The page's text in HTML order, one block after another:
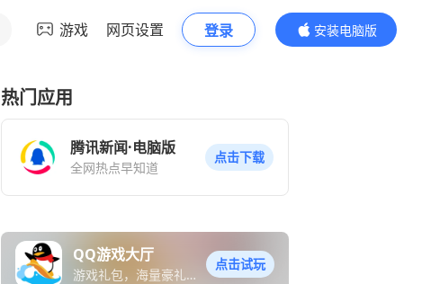
游戏 网页设置 登录
安装电脑版
内容更精彩
热门应用
腾讯新闻·电脑版
全网热点早知道
点击下载
QQ游戏大厅
游戏礼包，海量豪礼免
点击试玩